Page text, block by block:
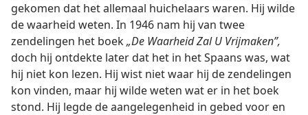
gekomen dat het allemaal huichelaars waren. Hij wilde
de waarheid weten. In 1946 nam hij van twee
zendelingen het boek„De Waarheid Zal U Vrijmaken”,
doch hij ontdekte later dat het in het Spaans was, wat
hij niet kon lezen. Hij wist niet waar hij de zendelingen
kon vinden, maar hij wilde weten wat er in het boek
stond. Hij legde de aangelegenheid in gebed voor en